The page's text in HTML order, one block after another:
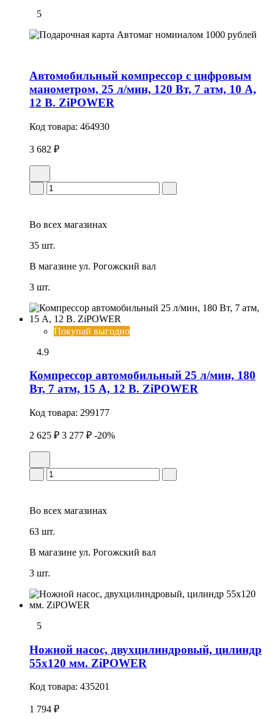
5
Автомобильный компрессор с цифровым
манометром, 25 л/мин, 120 Вт, 7 атм, 10 А,
12 В. ZiPOWER
Код товара: 464930
3 682 ₽
Во всех магазинах
35 шт.
В магазине ул. Рогожский вал
3 шт.
Покупай выгодно
4.9
Компрессор автомобильный 25 л/мин, 180
Вт, 7 атм, 15 А, 12 В. ZiPOWER
Код товара: 299177
2 625 ₽ 3 277 ₽ -20%
Во всех магазинах
63 шт.
В магазине ул. Рогожский вал
3 шт.
5
Ножной насос, двухцилиндровый, цилиндр
55x120 мм. ZiPOWER
Код товара: 435201
1 794 ₽